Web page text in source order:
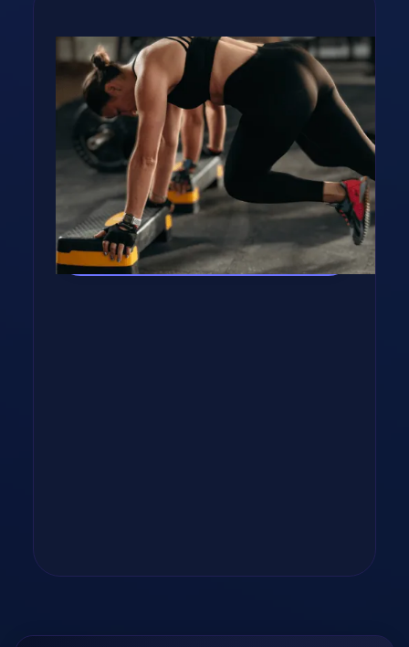
Fogyj, izmosodj te is a
GetFIT App-al!
Kalória és tápanyag terv, több száz recept,
edzés vár rád appunkban - kattints a
gombra, rakjuk össze tervedet!
Kipróbálom az appot! →